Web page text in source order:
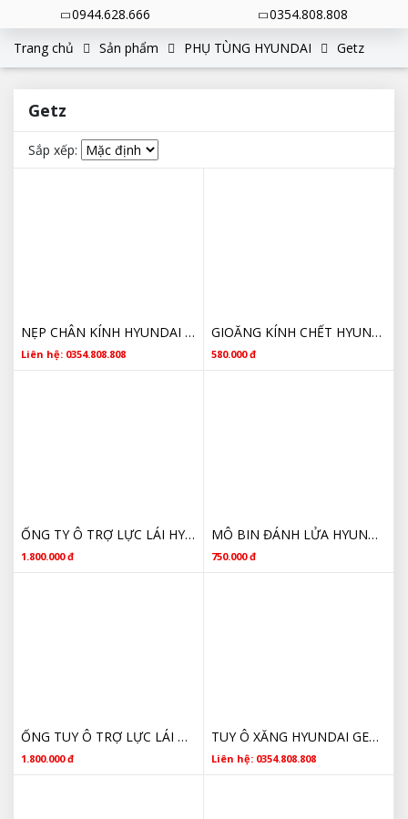
0944.628.666
0354.808.808
Trang chủ
Sản phẩm PHỤ TÙNG HYUNDAI Getz
Getz
Sắp xếp:
NẸP CHÂN KÍNH HYUNDAI GETZ CHÍNH HÃNG
Liên hệ: 0354.808.808
GIOĂNG KÍNH CHẾT HYUNDAI GETZ GIÁ RẺ
580.000 đ
ỐNG TY Ô TRỢ LỰC LÁI HYUNDAI GETZ GIÁ TỐT
1.800.000 đ
MÔ BIN ĐÁNH LỬA HYUNDAI GETZ GIÁ TỐT
750.000 đ
ỐNG TUY Ô TRỢ LỰC LÁI HYUNDAI GETZ CHÍNH HÃNG
1.800.000 đ
TUY Ô XĂNG HYUNDAI GETZ CHÍNH HÃNG 313101C000, 31310-1C000
Liên hệ: 0354.808.808